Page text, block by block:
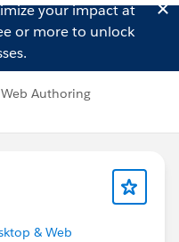
your impact at
or more to unlock
Authoring
& Web